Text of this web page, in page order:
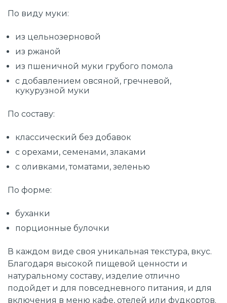
По виду муки:
из цельнозерновой
из ржаной
из пшеничной муки грубого помола
с добавлением овсяной, гречневой,
кукурузной муки
По составу:
классический без добавок
с орехами, семенами, злаками
с оливками, томатами, зеленью
По форме:
буханки
порционные булочки
В каждом виде своя уникальная текстура, вкус.
Благодаря высокой пищевой ценности и
натуральному составу, изделие отлично
подойдет и для повседневного питания, и для
включения в меню кафе, отелей или фудкортов.